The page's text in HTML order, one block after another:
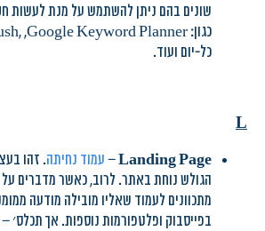
שונים בהם ניתן להשתמש על מנת לעשות
כגון: SEMrush, ,Google Keyword Planner
כל-יום ועוד.
L
Landing Page
– עמוד נחיתה. זהו
הגולש נוחת באתר. לרוב, כאשר מדברים
מתכוונים לעמוד שאליו מובילה מודעה
בפייסבוק ופלטפורמות נוספות. אך תכלס׳ –